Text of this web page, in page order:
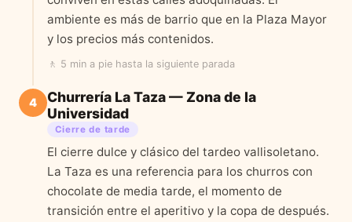
ambiente es más de barrio que en la Plaza Mayor
y los precios más contenidos.
🚶 5 min a pie hasta la siguiente parada
4
Churrería La Taza — Zona de la
Universidad
Cierre de tarde
El cierre dulce y clásico del tardeo vallisoletano.
La Taza es una referencia para los churros con
chocolate de media tarde, el momento de
transición entre el aperitivo y la copa de después.